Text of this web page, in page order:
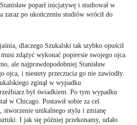
poparł inicjatywę i studiował w
zaraz po ukończeniu studiów wrócił do
dlaczego Szukalski tak szybko opuścił
zdążyć wykonać popiersie swojego ojca.
ale najprawdopodobniej Stanisław
ojca, i niestety przeczucia go nie zawiodły.
zginął w wypadku
był świadkiem. Po tym wypadku
w Chicago. Postawił sobie za cel
stworzenie unikalnego stylu i zmianę
I jak się później przekonamy, udało